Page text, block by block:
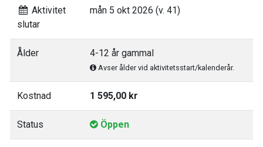
Aktivitet
slutar
mån 5 okt 2026 (v. 41)
Ålder 4-12 år gammal
Avser ålder vid aktivitetsstart/kalenderår.
Kostnad 1 595,00 kr
Status Öppen